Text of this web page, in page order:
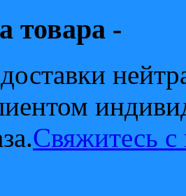
товара -
Свяжитесь